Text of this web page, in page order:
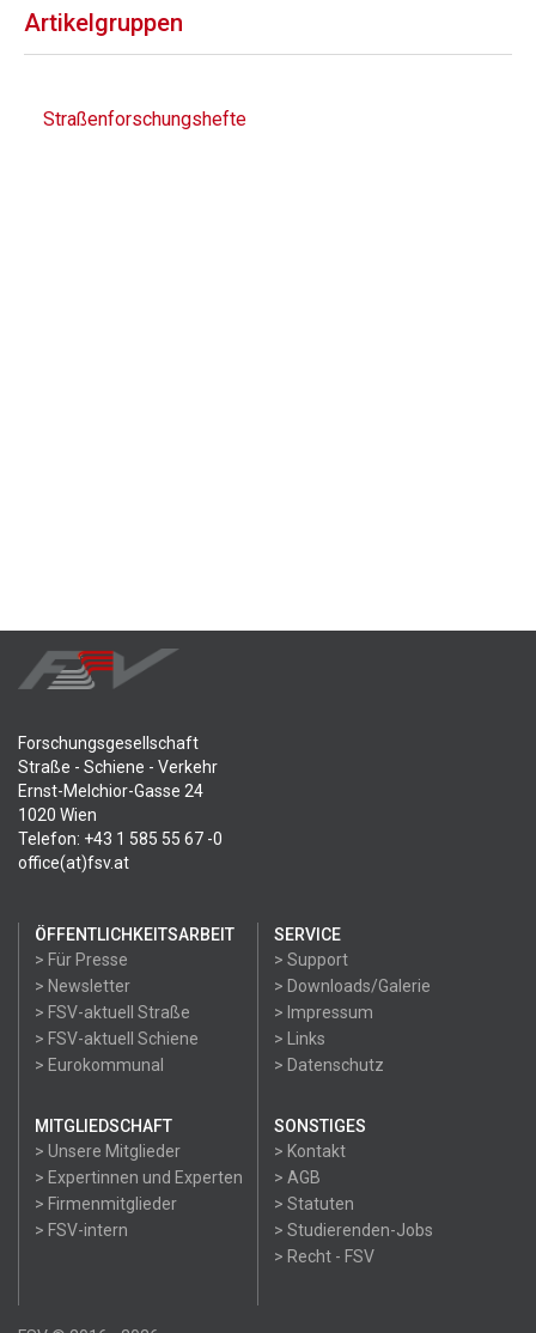
Artikelgruppen
Straßenforschungshefte
Forschungsgesellschaft
Straße - Schiene - Verkehr
Ernst-Melchior-Gasse 24
1020 Wien
Telefon: +43 1 585 55 67 -0
office(at)fsv.at
ÖFFENTLICHKEITSARBEIT
> Für Presse
> Newsletter
> FSV-aktuell Straße
> FSV-aktuell Schiene
> Eurokommunal
SERVICE
> Support
> Downloads/Galerie
> Impressum
> Links
> Datenschutz
MITGLIEDSCHAFT
> Unsere Mitglieder
> Expertinnen und Experten
> Firmenmitglieder
> FSV-intern
SONSTIGES
> Kontakt
> AGB
> Statuten
> Studierenden-Jobs
> Recht - FSV